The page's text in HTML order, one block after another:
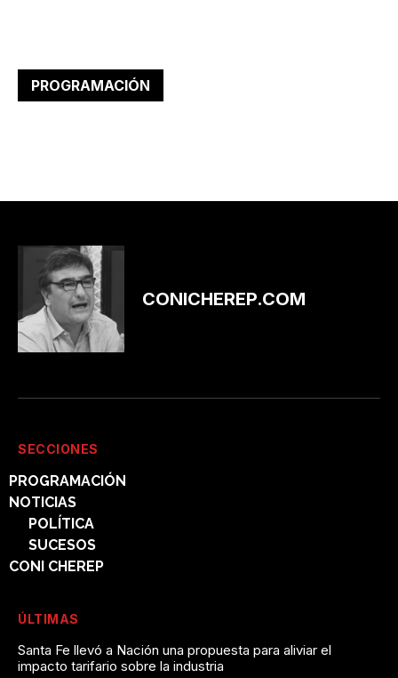
PROGRAMACIÓN
CONICHEREP.COM
SECCIONES
PROGRAMACIÓN
NOTICIAS
POLÍTICA
SUCESOS
CONI CHEREP
ÚLTIMAS
Santa Fe llevó a Nación una propuesta para aliviar el
impacto tarifario sobre la industria